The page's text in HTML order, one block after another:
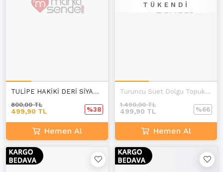
TULİPE HAKİKİ DERİ SİYAH GÜNLÜK KADIN SANDALET C-1
499,90 TL
800,00 TL
%38
Hemen Al
TÜKENDI
Turuncu Süet Dolgu Topuklu Kadın Ayakkabı
499,90 TL
1.490,00 TL
%66
Hemen Al